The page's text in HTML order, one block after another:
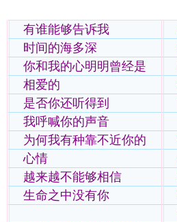
有谁能够告诉我
时间的海多深
你和我的心明明曾经是
相爱的
是否你还听得到
我呼喊你的声音
为何我有种靠不近你的
心情
越来越不能够相信
生命之中没有你